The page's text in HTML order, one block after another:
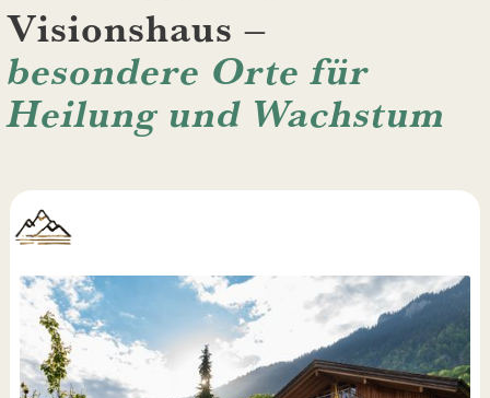
Visionshaus –
besondere Orte für
Heilung und Wachstum